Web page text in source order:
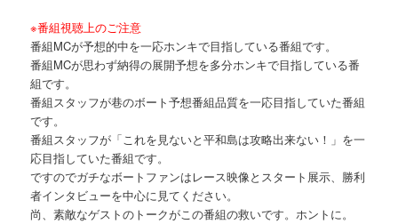
※番組視聴上のご注意
番組MCが予想的中を一応ホンキで目指している番組です。
番組MCが思わず納得の展開予想を多分ホンキで目指している番
組です。
番組スタッフが巷のボート予想番組品質を一応目指していた番組
です。
番組スタッフが「これを見ないと平和島は攻略出来ない！」を一
応目指していた番組です。
ですのでガチなボートファンはレース映像とスタート展示、勝利
者インタビューを中心に見てください。
尚、素敵なゲストのトークがこの番組の救いです。ホントに。